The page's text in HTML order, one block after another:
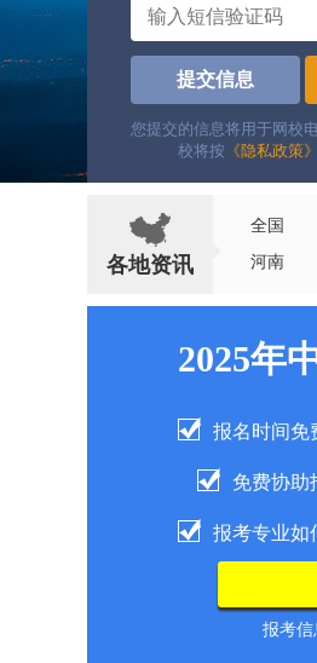
提交信息
您提交的信息将用于网校
校将按 《隐私政策》
各地资讯
全国
河南
2025年
报名时间免
免费协助
报考专业如
报考信